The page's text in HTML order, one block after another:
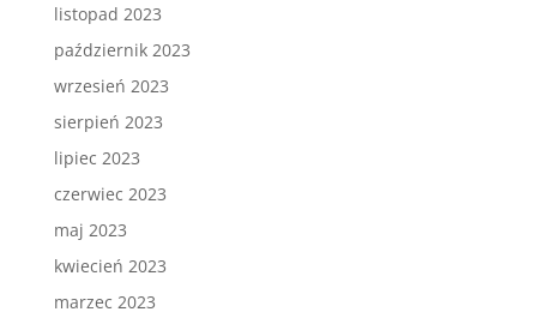
listopad 2023
październik 2023
wrzesień 2023
sierpień 2023
lipiec 2023
czerwiec 2023
maj 2023
kwiecień 2023
marzec 2023